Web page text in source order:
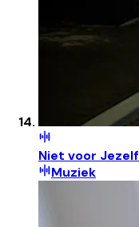
Niet voor Jezelf
Muziek